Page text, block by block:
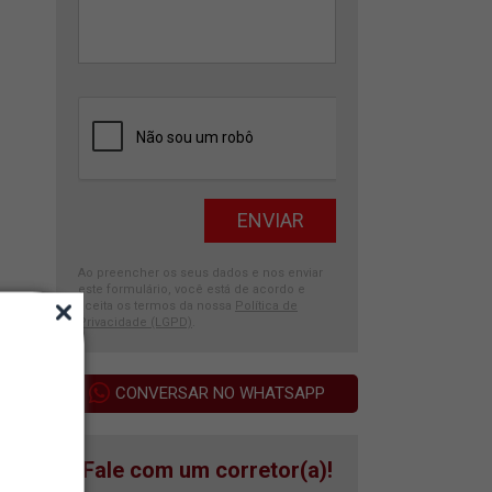
Ao preencher os seus dados e nos enviar
este formulário, você está de acordo e
aceita os termos da nossa
Política de
Privacidade (LGPD)
CONVERSAR NO WHATSAPP
Fale com um corretor(a)!